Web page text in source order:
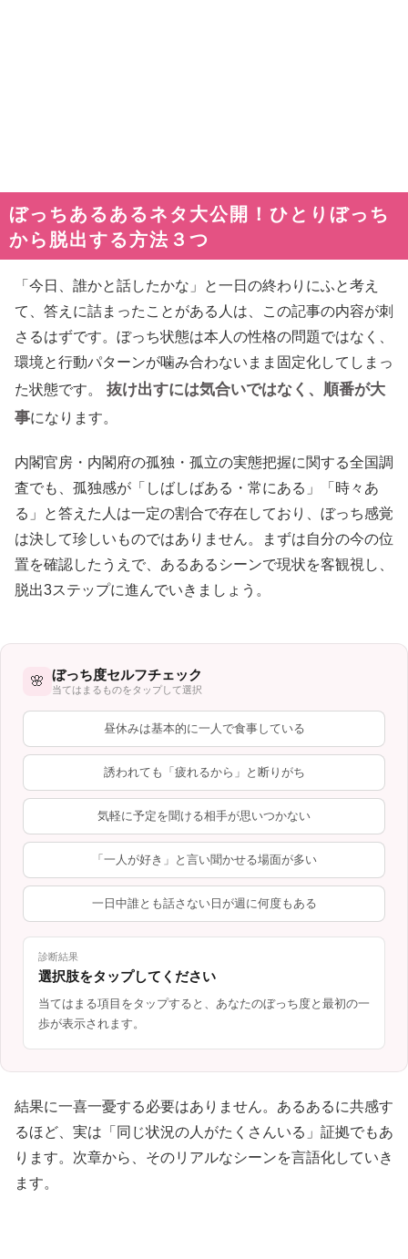
ぼっちあるあるネタ大公開！ひとりぼっち
から脱出する方法３つ
「今日、誰かと話したかな」と一日の終わりにふと考え
て、答えに詰まったことがある人は、この記事の内容が刺
さるはずです。ぼっち状態は本人の性格の問題ではなく、
環境と行動パターンが噛み合わないまま固定化してしまっ
た状態です。
抜け出すには気合いではなく、順番が大
事になります。
内閣官房・内閣府の孤独・孤立の実態把握に関する全国調
査でも、孤独感が「しばしばある・常にある」「時々あ
る」と答えた人は一定の割合で存在しており、ぼっち感覚
は決して珍しいものではありません。まずは自分の今の位
置を確認したうえで、あるあるシーンで現状を客観視し、
脱出3ステップに進んでいきましょう。
🌸 ぼっち度セルフチェック
当てはまるものをタップして選択
昼休みは基本的に一人で食事している
誘われても「疲れるから」と断りがち
気軽に予定を聞ける相手が思いつかない
「一人が好き」と言い聞かせる場面が多い
一日中誰とも話さない日が週に何度もある
診断結果
選択肢をタップしてください
当てはまる項目をタップすると、あなたのぼっち度と最初の一
歩が表示されます。
結果に一喜一憂する必要はありません。あるあるに共感す
るほど、実は「同じ状況の人がたくさんいる」証拠でもあ
ります。次章から、そのリアルなシーンを言語化していき
ます。